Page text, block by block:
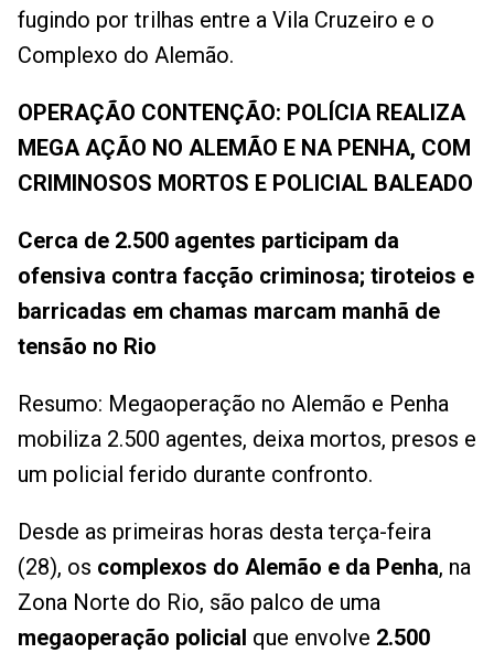
fugindo por trilhas entre a Vila Cruzeiro e o
Complexo do Alemão.
OPERAÇÃO CONTENÇÃO: POLÍCIA REALIZA
MEGA AÇÃO NO ALEMÃO E NA PENHA, COM
CRIMINOSOS MORTOS E POLICIAL BALEADO
Cerca de 2.500 agentes participam da
ofensiva contra facção criminosa; tiroteios e
barricadas em chamas marcam manhã de
tensão no Rio
Resumo: Megaoperação no Alemão e Penha
mobiliza 2.500 agentes, deixa mortos, presos e
um policial ferido durante confronto.
Desde as primeiras horas desta terça-feira
(28), os complexos do Alemão e da Penha, na
Zona Norte do Rio, são palco de uma
megaoperação policial que envolve 2.500